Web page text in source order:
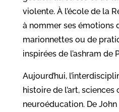
violente. À l’école de la
à nommer ses émotions
marionnettes ou de
inspirées de l’ashram de
Aujourd’hui,
histoire de l’art, sciences
neuroéducation. De